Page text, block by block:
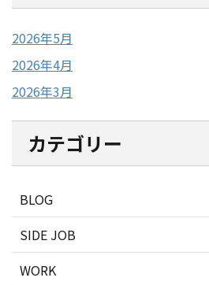
2026年5月
2026年4月
2026年3月
カテゴリー
BLOG
SIDE JOB
WORK